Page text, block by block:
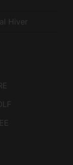
Hiver